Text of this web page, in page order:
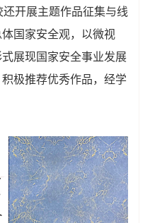
开展主题作品征集与线
体国家安全观，以微视
展现国家安全事业发展
极推荐优秀作品，经学